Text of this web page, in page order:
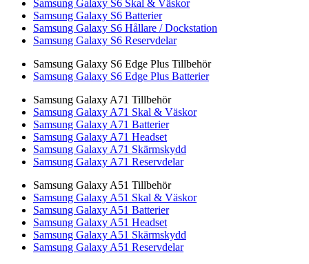
Samsung Galaxy S6 Skal & Väskor
Samsung Galaxy S6 Batterier
Samsung Galaxy S6 Hållare / Dockstation
Samsung Galaxy S6 Reservdelar
Samsung Galaxy S6 Edge Plus Tillbehör
Samsung Galaxy S6 Edge Plus Batterier
Samsung Galaxy A71 Tillbehör
Samsung Galaxy A71 Skal & Väskor
Samsung Galaxy A71 Batterier
Samsung Galaxy A71 Headset
Samsung Galaxy A71 Skärmskydd
Samsung Galaxy A71 Reservdelar
Samsung Galaxy A51 Tillbehör
Samsung Galaxy A51 Skal & Väskor
Samsung Galaxy A51 Batterier
Samsung Galaxy A51 Headset
Samsung Galaxy A51 Skärmskydd
Samsung Galaxy A51 Reservdelar